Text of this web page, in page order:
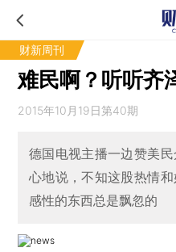
财新周刊
难民啊？听听齐
2015年10月19日第40期
德国电视主播一边赞美
心地说，不知这股热情
感性的东西总是飘忽的